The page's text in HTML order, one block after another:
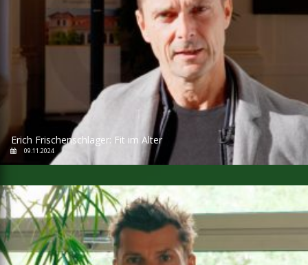
Erich Frischenschlager: Fit im Alter
09.11.2024